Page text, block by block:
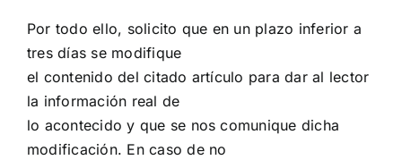
Por todo ello, solicito que en un plazo inferior a
tres días se modifique
el contenido del citado artículo para dar al lector
la información real de
lo acontecido y que se nos comunique dicha
modificación. En caso de no